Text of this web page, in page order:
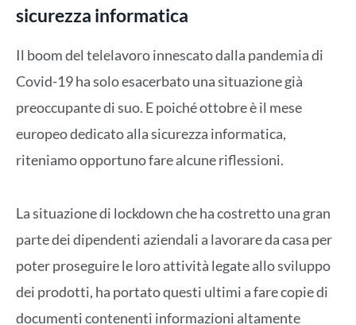
sicurezza informatica
Il boom del telelavoro innescato dalla pandemia di
Covid-19 ha solo esacerbato una situazione già
preoccupante di suo. E poiché ottobre è il mese
europeo dedicato alla sicurezza informatica,
riteniamo opportuno fare alcune riflessioni.
La situazione di lockdown che ha costretto una gran
parte dei dipendenti aziendali a lavorare da casa per
poter proseguire le loro attività legate allo sviluppo
dei prodotti, ha portato questi ultimi a fare copie di
documenti contenenti informazioni altamente